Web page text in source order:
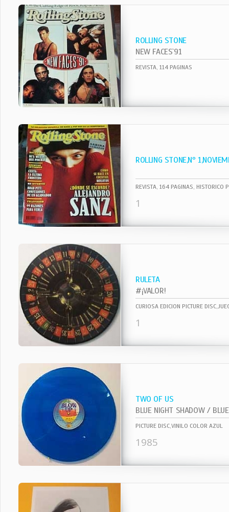
ROLLING STONE
NEW FACES`91
REVISTA, 114 PAGINAS
ROLLING STONE,Nº
REVISTA, 164 PAGINAS, HISTORICO
1
RULETA
#¡VALOR!
CURIOSA EDICION PICTURE
1
TWO OF US
BLUE NIGHT SHADOW /
PICTURE DISC,VINILO COLOR AZUL
1985